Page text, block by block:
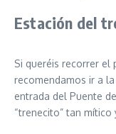
Estación del
Si queréis recorrer el
recomendamos ir a
entrada del Puente
“trenecito” tan